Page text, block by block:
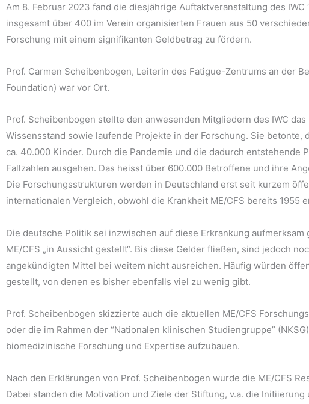
Am 8. Februar 2023 fand die diesjährige Auftaktveranstaltung des
insgesamt über 400 im Verein organisierten Frauen aus 50
Forschung mit einem signifikanten Geldbetrag zu fördern.
Prof. Carmen Scheibenbogen, Leiterin des Fatigue-Zentrums an der
Foundation) war vor Ort.
Prof. Scheibenbogen stellte den anwesenden Mitgliedern des IWC
Wissensstand sowie laufende Projekte in der Forschung. Sie
ca. 40.000 Kinder. Durch die Pandemie und die dadurch
Fallzahlen ausgehen. Das heisst über 600.000 Betroffene und ihre
Die Forschungsstrukturen werden in Deutschland erst seit kurzem
internationalen Vergleich, obwohl die Krankheit ME/CFS bereits 1955
Die deutsche Politik sei inzwischen auf diese Erkrankung
ME/CFS „in Aussicht gestellt“. Bis diese Gelder fließen, sind jedoch
angekündigten Mittel bei weitem nicht ausreichen. Häufig würden
gestellt, von denen es bisher ebenfalls viel zu wenig gibt.
Prof. Scheibenbogen skizzierte auch die aktuellen ME/CFS
oder die im Rahmen der “Nationalen klinischen Studiengruppe”
biomedizinische Forschung und Expertise aufzubauen.
Nach den Erklärungen von Prof. Scheibenbogen wurde die ME/CFS
Dabei standen die Motivation und Ziele der Stiftung, v.a. die